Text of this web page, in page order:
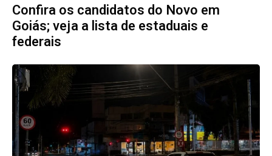
Confira os candidatos do Novo em
Goiás; veja a lista de estaduais e
federais